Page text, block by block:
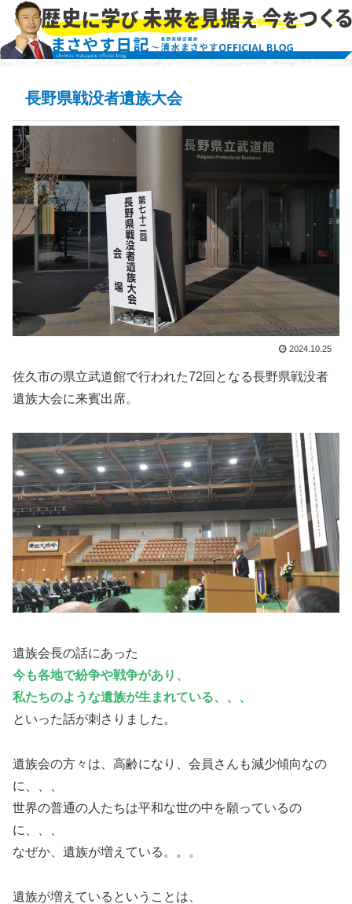
長野県戦没者遺族大会
2024.10.25
佐久市の県立武道館で行われた72回となる長野県戦没者
遺族大会に来賓出席。
遺族会長の話にあった
今も各地で紛争や戦争があり、
私たちのような遺族が生まれている、、、
といった話が刺さりました。
遺族会の方々は、高齢になり、会員さんも減少傾向なの
に、、、
世界の普通の人たちは平和な世の中を願っているの
に、、、
なぜか、遺族が増えている。。。
遺族が増えているということは、